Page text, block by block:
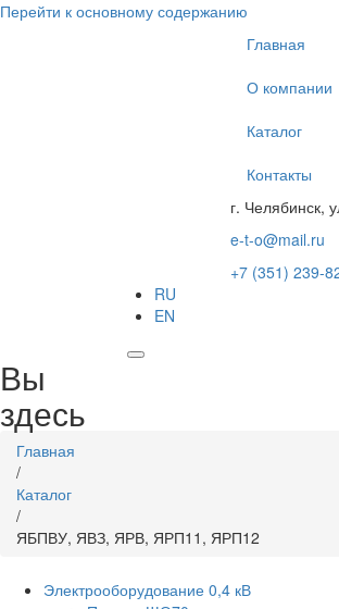
Перейти к основному содержанию
Главная
О компании
Каталог
Контакты
г. Челябинск,
e-t-o@mail.ru
+7 (351) 239-
RU
EN
Вы
здесь
Главная
/
Каталог
/
ЯБПВУ, ЯВЗ, ЯРВ, ЯРП11, ЯРП12
Электрооборудование 0,4 кВ